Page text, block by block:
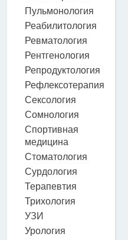
Пульмонология
Реабилитология
Ревматология
Рентгенология
Репродуктология
Рефлексотерапия
Сексология
Сомнология
Спортивная
медицина
Стоматология
Сурдология
Терапевтия
Трихология
УЗИ
Урология